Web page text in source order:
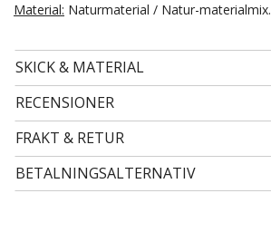
Material: Naturmaterial / Natur-materialmix.
SKICK & MATERIAL
RECENSIONER
FRAKT & RETUR
BETALNINGSALTERNATIV